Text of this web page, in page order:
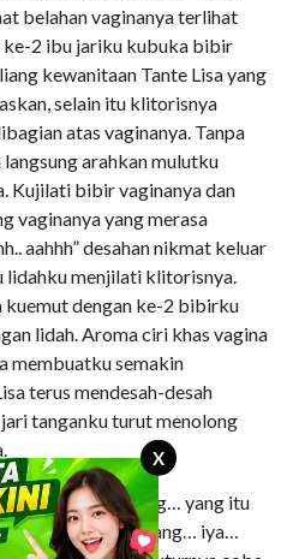
X
belahan vaginanya terlihat
ke-2 ibu jariku kubuka bibir
kewanitaan Tante Lisa yang
selain itu klitorisnya
atas vaginanya. Tanpa
arahkan mulutku
Kujilati bibir vaginanya dan
vaginanya yang merasa
aahhh” desahan nikmat keluar
lidahku menjilati klitorisnya.
dengan ke-2 bibirku
lidah. Aroma ciri khas vagina
membuatku semakin
terus mendesah-desah
tanganku turut menolong
sayang… iya sayang… yang itu
pelan-pelan sayang… iya…